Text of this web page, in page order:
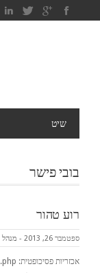
שיט
בובי פישר
רוע טהור
ספטמבר 26, 2013 - מנהל